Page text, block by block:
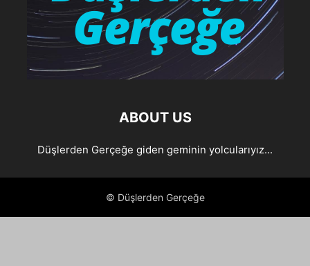
ABOUT US
Düşlerden Gerçeğe giden geminin yolcularıyız...
© Düşlerden Gerçeğe